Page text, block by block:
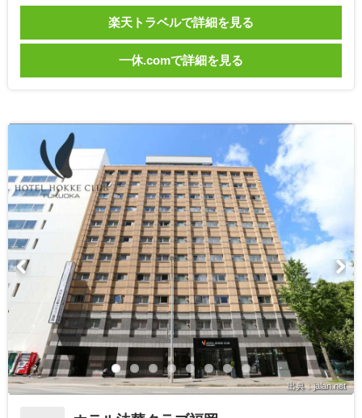
楽天トラベルで詳細を見る
一休.comで詳細を見る
出典：jalan.net